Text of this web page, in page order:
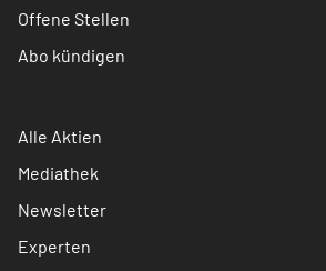
Offene Stellen
Abo kündigen
Alle Aktien
Mediathek
Newsletter
Experten